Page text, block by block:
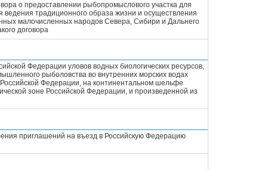
о предоставлении рыбопромыслового участка для
традиционного образа жизни и осуществления
малочисленных народов Севера, Сибири и Дальнего
договора
Федерации уловов водных биологических ресурсов,
рыболовства во внутренних морских водах
Федерации, на континентальном шельфе
зоне Российской Федерации, и произведенной из
приглашений на въезд в Российскую Федерацию